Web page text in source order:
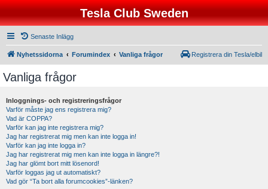
Tesla Club Sweden
Senaste Inlägg
Nyhetssidorna Forumindex Vanliga frågor Registrera din Tesla/elbil
Vanliga frågor
Inloggnings- och registreringsfrågor
Varför måste jag ens registrera mig?
Vad är COPPA?
Varför kan jag inte registrera mig?
Jag har registrerat mig men kan inte logga in!
Varför kan jag inte logga in?
Jag har registrerat mig men kan inte logga in längre?!
Jag har glömt bort mitt lösenord!
Varför loggas jag ut automatiskt?
Vad gör “Ta bort alla forumcookies”-länken?